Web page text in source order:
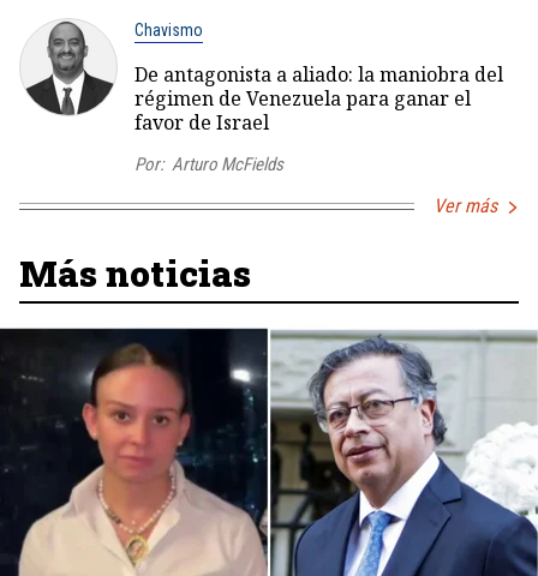
Chavismo
De antagonista a aliado: la maniobra del
régimen de Venezuela para ganar el
favor de Israel
Por: Arturo McFields
Ver más
Más noticias